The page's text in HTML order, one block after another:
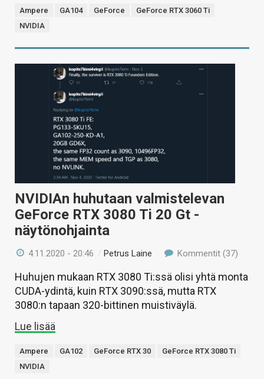
Ampere GA104 GeForce
GeForce RTX 3060 Ti
NVIDIA
NVIDIAn huhutaan valmistelevan
GeForce RTX 3080 Ti 20 Gt -
näytönohjainta
4.11.2020 - 20:46 /Petrus Laine Kommentit (37)
Huhujen mukaan RTX 3080 Ti:ssä olisi yhtä monta
CUDA-ydintä, kuin RTX 3090:ssä, mutta RTX
3080:n tapaan 320-bittinen muistiväylä.
Lue lisää
Ampere GA102 GeForce RTX 30
GeForce RTX 3080 Ti
NVIDIA